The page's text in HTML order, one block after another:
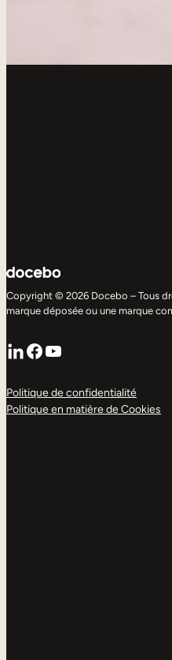
Copyright © 2026 Docebo – Tous
marque déposée ou une marque
LinkedIn
Facebook
YouTube
Politique de confidentialité
Politique en matière de Cookies